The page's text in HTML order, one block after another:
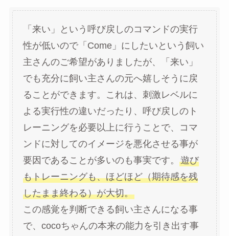
「来い」という呼び戻しのコマンドの実行
性が低いので「Come」にしたいという飼い
主さんのご希望がありましたが、「来い」
でも充分に飼い主さんの元へ嬉しそうに戻
ることができます。これは、刺激レベルに
よる実行性の違いだったり、呼び戻しのト
レーニングを必要以上に行うことで、コマ
ンドに対してのイメージを悪化させる事が
要因であることが多いのも事実です。 遊び
もトレーニングも、ほどほど（期待感を残
したまま終わる）が大切。
この感覚を判断できる飼い主さんになる事
で、cocoちゃんの本来の能力を引き出す事